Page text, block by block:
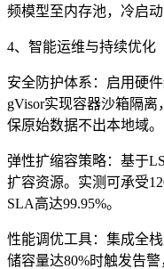
频模型至内存池，冷启动
4、智能运维与持续优化
安全防护体系：启用硬
gVisor实现容器沙箱隔
保原始数据不出本地域。
弹性扩缩容策略：基于
扩容资源。实测可承受
SLA高达99.95%。
性能调优工具：集成全
储容量达80%时触发告